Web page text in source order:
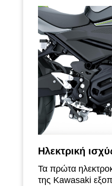
Ηλεκτρική
Τα πρώτα
της Kawasaki